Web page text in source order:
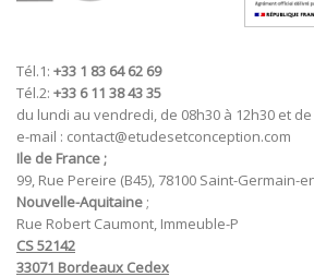
Tél.1: +33 1 83 64 62 69
Tél.2: +33 6 11 38 43 35
du lundi au vendredi, de 08h30 à 12h30 et de
e-mail : contact@etudesetconception.com
Ile de France ;
99, Rue Pereire (B45), 78100 Saint-Germain-
Nouvelle-Aquitaine ;
Rue Robert Caumont, Immeuble-P
CS 52142
33071 Bordeaux Cedex